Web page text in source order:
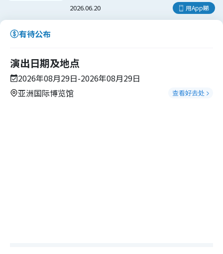
2026.06.20 用App睇
有待公布
演出日期及地点
2026年08月29日-2026年08月29日
亚洲国际博览馆
查看好去处